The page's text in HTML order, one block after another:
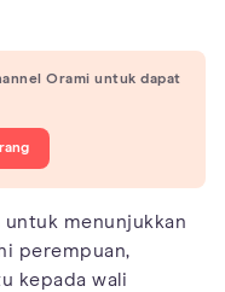
Orami untuk dapat
menunjukkan
perempuan,
kepada wali